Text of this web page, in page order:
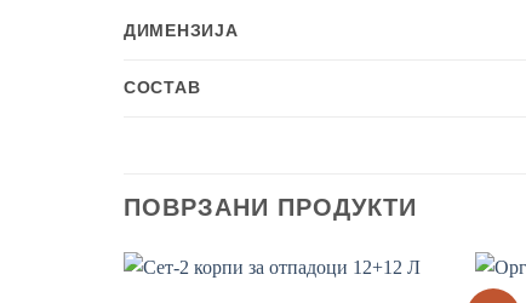
ДИМЕНЗИЈА
СОСТАВ
ПОВРЗАНИ ПРОДУКТИ